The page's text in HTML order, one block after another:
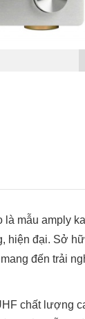
mẫu amply
hiện đại. Sở
đến trải
chất lượng